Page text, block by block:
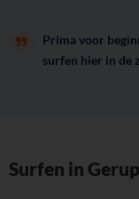
Prima voor
surfen hier in de
Surfen in